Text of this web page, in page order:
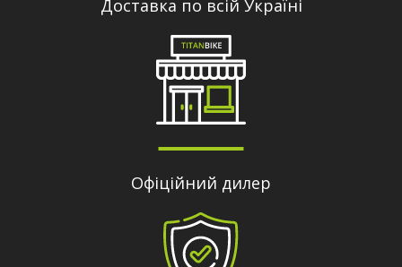
Доставка по всій Україні
Офіційний дилер